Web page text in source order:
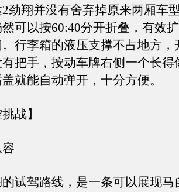
劲翔并没有舍弃掉原来两厢车
可以按60:40分开折叠，有效
行李箱的液压支撑不占地方，
把手，按动车牌右侧一个长得
就能自动弹开，十分方便。
战】
驾路线，是一条可以展现马